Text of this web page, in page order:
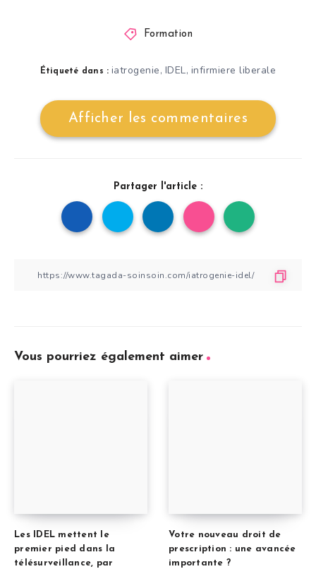
Formation
Étiqueté dans : iatrogenie, IDEL, infirmiere liberale
Afficher les commentaires
Partager l'article :
Vous pourriez également aimer
Les IDEL mettent le
premier pied dans la
télésurveillance, par
Votre nouveau droit de
prescription : une avancée
importante ?